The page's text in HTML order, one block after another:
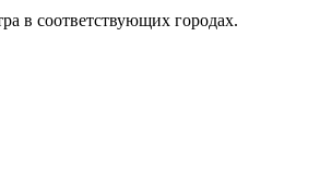
в соответствующих городах.